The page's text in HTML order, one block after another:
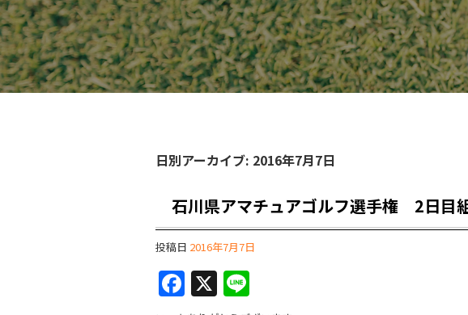
日別アーカイブ: 2016年7月7日
石川県アマチュアゴルフ選手権 2日目
投稿日 2016年7月7日
F X